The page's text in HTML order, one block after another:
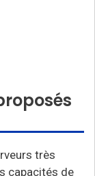
très
capacités de